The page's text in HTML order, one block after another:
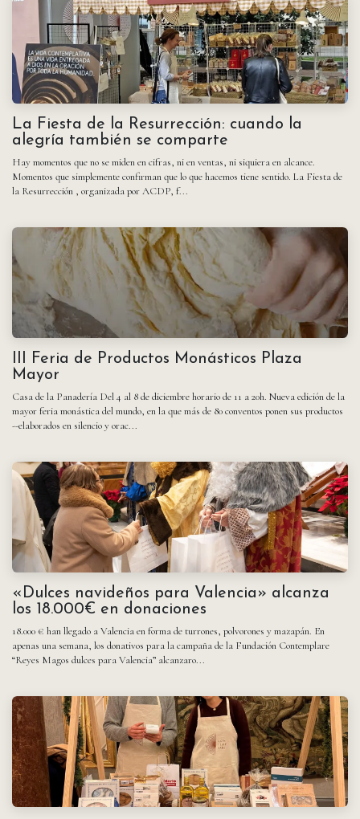
La Fiesta de la Resurrección: cuando la
alegría también se comparte
Hay momentos que no se miden en cifras, ni en ventas, ni siquiera en alcance.
Momentos que simplemente confirman que lo que hacemos tiene sentido. La Fiesta de
la Resurrección , organizada por ACDP, f...
III Feria de Productos Monásticos Plaza
Mayor
Casa de la Panadería Del 4 al 8 de diciembre horario de 11 a 20h. Nueva edición de la
mayor feria monástica del mundo, en la que más de 80 conventos ponen sus productos
--elaborados en silencio y orac...
«Dulces navideños para Valencia» alcanza
los 18.000€ en donaciones
18.000 € han llegado a Valencia en forma de turrones, polvorones y mazapán. En
apenas una semana, los donativos para la campaña de la Fundación Contemplare
“Reyes Magos dulces para Valencia” alcanzaro...